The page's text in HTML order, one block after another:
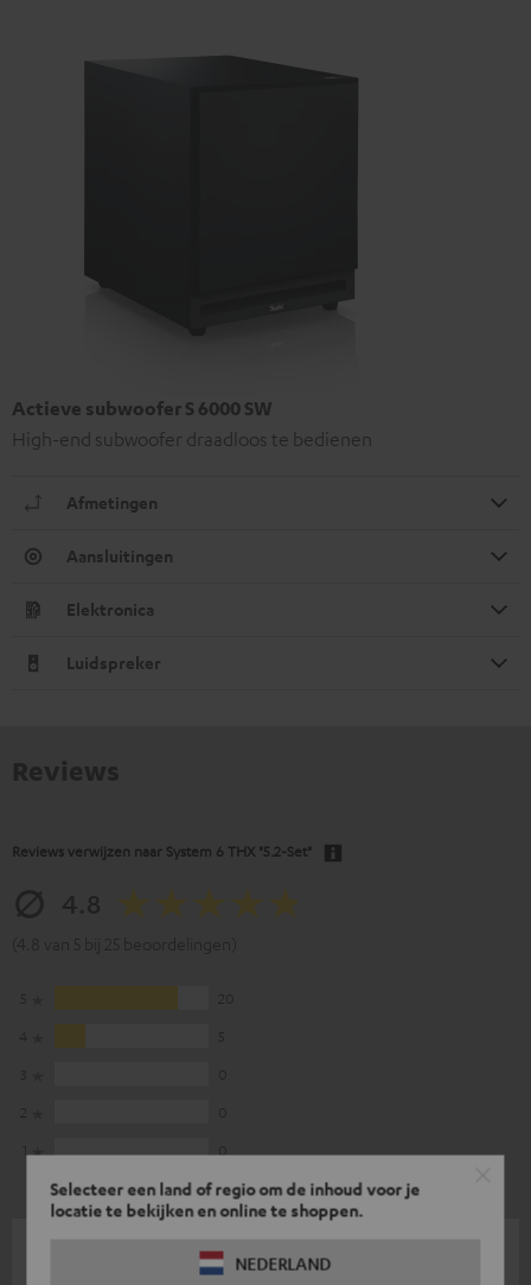
Selecteer een land of regio om de inhoud voor je
locatie te bekijken en online te shoppen.
NEDERLAND
Actieve subwoofer S 6000 SW
High-end subwoofer draadloos te bedienen
Afmetingen
Aansluitingen
Elektronica
Luidspreker
Reviews verwijzen naar System 6 THX "5.2-Set"